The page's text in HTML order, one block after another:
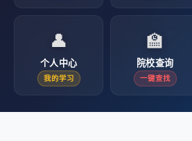
👤
个人中心
我的学习
🏫
院校查询
一键查找